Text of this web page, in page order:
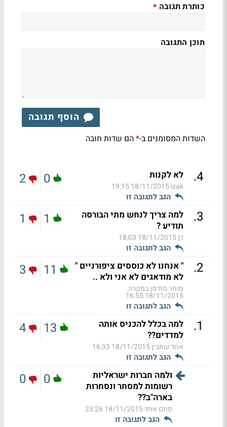
כותרת תגובה *
תוכן התגובה
הוסף תגובה
השדות המסומנים ב-*הם שדות חובה
4
. לא לקנות
izak
18/11/2015 19:15
הגב לתגובה זו
0
2
3
.
למה צריך לנחש מתי הבורסה
תודיע ?
דן18/11/2015 18:03
הגב לתגובה זו
1
1
2
.
" אנחנו לא כוססים ציפורניים "
לא מודאגים לא אני ולא ..
סוחר מזדמן במקרה
18/11/2015 16:55
הגב לתגובה זו
11
3
1
.
למה בכלל להכניס אותה
למדדים??
אחד שמבין18/11/2015 16:33
הגב לתגובה זו
13
4
ולמה חברות ישראליות
רשומות למסחר ונסחרות
בארה"ב??
סתם אחד18/11/2015 23:26
הגב לתגובה זו
0
0